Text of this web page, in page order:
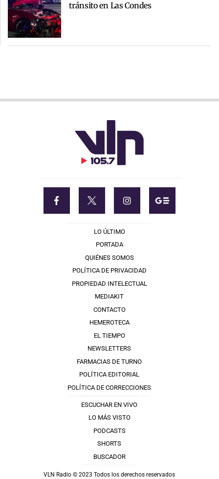
tránsito en Las Condes
LO ÚLTIMO
PORTADA
QUIÉNES SOMOS
POLÍTICA DE PRIVACIDAD
PROPIEDAD INTELECTUAL
MEDIAKIT
CONTACTO
HEMEROTECA
EL TIEMPO
NEWSLETTERS
FARMACIAS DE TURNO
POLÍTICA EDITORIAL
POLÍTICA DE CORRECCIONES
ESCUCHAR EN VIVO
LO MÁS VISTO
PODCASTS
SHORTS
BUSCADOR
VLN Radio © 2023 Todos los derechos reservados